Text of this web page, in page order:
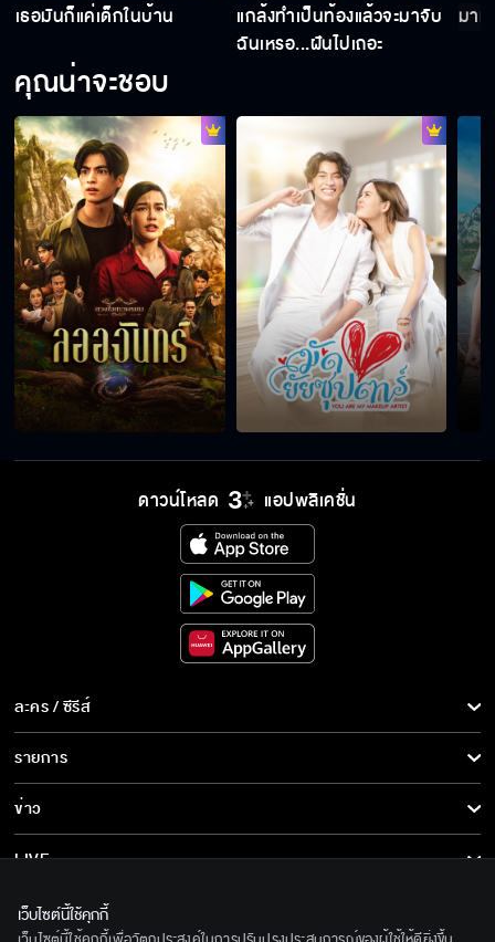
เธอมันก็แค่เด็กในบ้าน
แกล้งทำเป็นท้องแล้วจะมาจับ
ฉันเหรอ...ฝันไปเถอะ
มาท
คุณน่าจะชอบ
ดาวน์โหลด แอปพลิเคชั่น
ละคร / ซีรีส์
ละคร/ซีรีส์
ซีรีส์นานาชาติ
การ์ตูน & เกม
รายการ
รายการทั้งหมด
ข่าว
ข่าวทั้งหมด
ข่าวประชาสัมพันธ์
LIVE
เกี่ยวกับเรา
เว็บไซต์นี้ใช้คุกกี้